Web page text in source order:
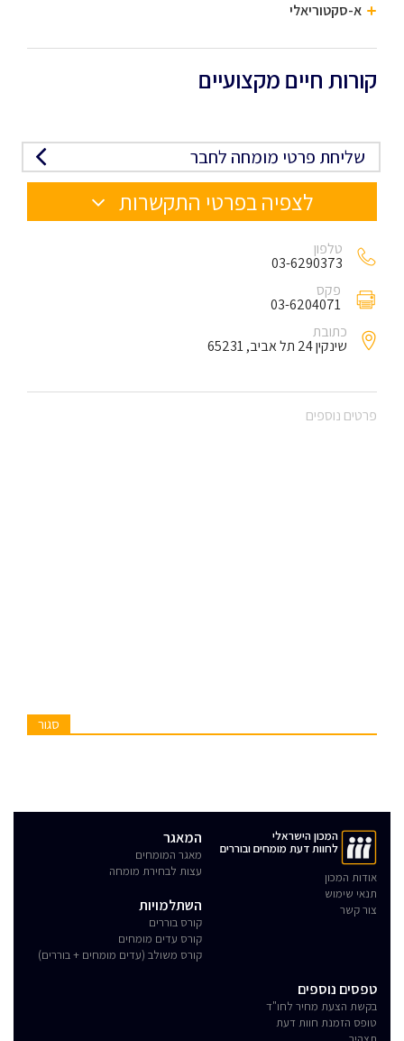
א-סקטוריאלי
קורות חיים מקצועיים
שליחת פרטי מומחה לחבר
לצפיה בפרטי התקשרות
טלפון
03-6290373
פקס
03-6204071
כתובת
שינקין 24 תל אביב, 65231
פרטים נוספים
סגור
המכון הישראלי
לחוות דעת מומחים ובוררים
אודות המכון
תנאי שימוש
צור קשר
המאגר
מאגר המומחים
עצות לבחירת מומחה
השתלמויות
קורס בוררים
קורס עדים מומחים
קורס משולב (עדים מומחים + בוררים)
טפסים נוספים
בקשת הצעת מחיר לחו"ד
טופס הזמנת חוות דעת